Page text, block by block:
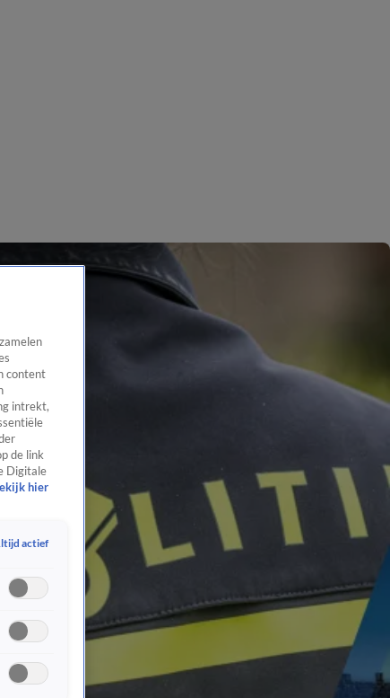
content
intrekt,
de link
Digitale
hier
actief